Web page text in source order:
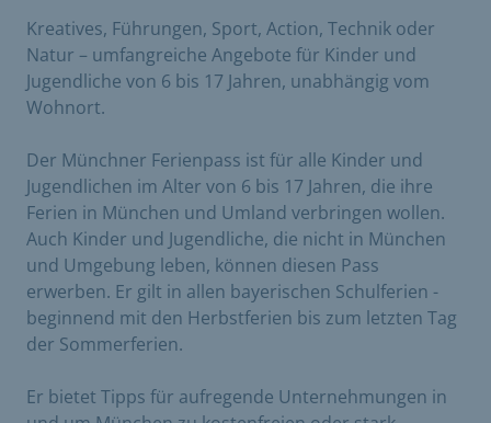
Kreatives, Führungen, Sport, Action, Technik oder
Natur – umfangreiche Angebote für Kinder und
Jugendliche von 6 bis 17 Jahren, unabhängig vom
Wohnort.
Der Münchner Ferienpass ist für alle Kinder und
Jugendlichen im Alter von 6 bis 17 Jahren, die ihre
Ferien in München und Umland verbringen wollen.
Auch Kinder und Jugendliche, die nicht in München
und Umgebung leben, können diesen Pass
erwerben. Er gilt in allen bayerischen Schulferien -
beginnend mit den Herbstferien bis zum letzten Tag
der Sommerferien.
Er bietet Tipps für aufregende Unternehmungen in